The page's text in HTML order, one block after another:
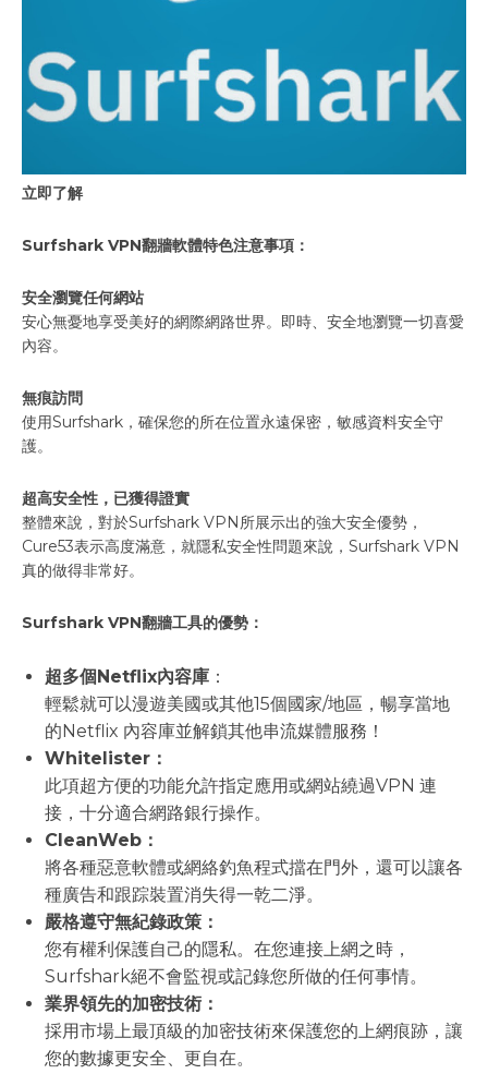
立即了解
Surfshark VPN翻牆軟體特色注意事項：
安全瀏覽任何網站
安心無憂地享受美好的網際網路世界。即時、安全地瀏覽一切喜愛
內容。
無痕訪問
使用Surfshark，確保您的所在位置永遠保密，敏感資料安全守
護。
超高安全性，已獲得證實
整體來說，對於Surfshark VPN所展示出的強大安全優勢，
Cure53表示高度滿意，就隱私安全性問題來說，Surfshark VPN
真的做得非常好。
Surfshark VPN翻牆工具的優勢：
超多個Netflix內容庫 ：
輕鬆就可以漫遊美國或其他15個國家/地區，暢享當地
的Netflix 內容庫並解鎖其他串流媒體服務！
Whitelister：
此項超方便的功能允許指定應用或網站繞過VPN 連
接，十分適合網路銀行操作。
CleanWeb：
將各種惡意軟體或網絡釣魚程式擋在門外，還可以讓各
種廣告和跟踪裝置消失得一乾二淨。
嚴格遵守無紀錄政策：
您有權利保護自己的隱私。在您連接上網之時，
Surfshark絕不會監視或記錄您所做的任何事情。
業界領先的加密技術：
採用市場上最頂級的加密技術來保護您的上網痕跡，讓
您的數據更安全、更自在。